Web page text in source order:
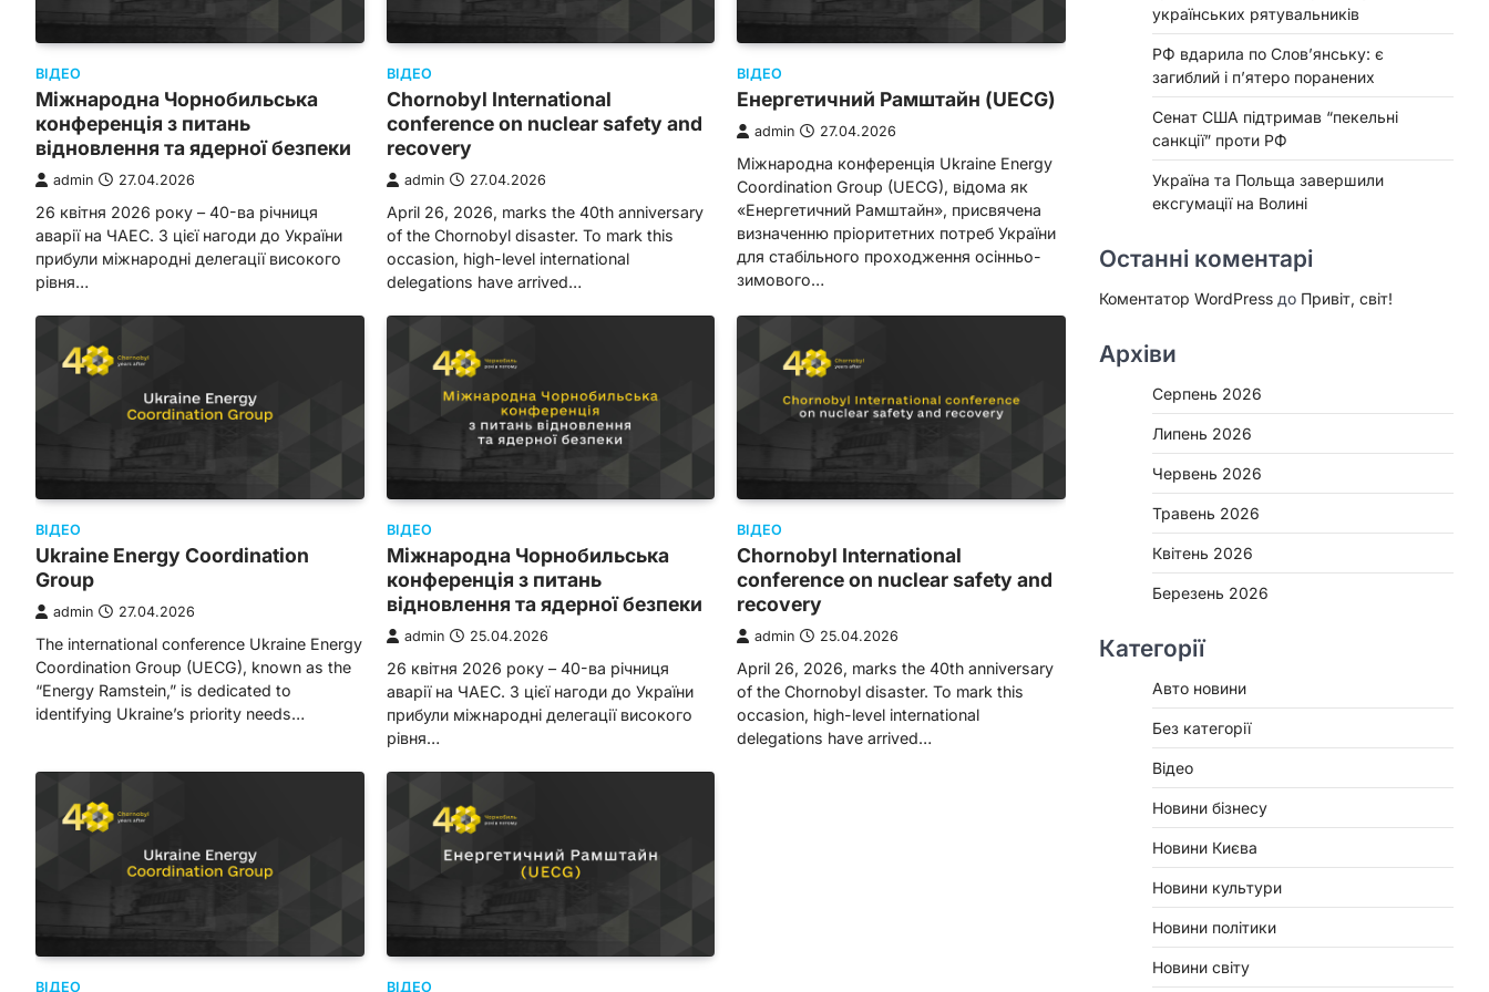
ВІДЕО
Міжнародна Чорнобильська
конференція з питань
відновлення та ядерної безпеки
admin 27.04.2026
26 квітня 2026 року – 40-ва річниця
аварії на ЧАЕС. З цієї нагоди до України
прибули міжнародні делегації високого
рівня…
ВІДЕО
Chornobyl International
conference on nuclear safety and
recovery
admin 27.04.2026
April 26, 2026, marks the 40th anniversary
of the Chornobyl disaster. To mark this
occasion, high-level international
delegations have arrived…
ВІДЕО
Енергетичний Рамштайн (UECG)
admin 27.04.2026
Міжнародна конференція Ukraine Energy
Coordination Group (UECG), відома як
«Енергетичний Рамштайн», присвячена
визначенню пріоритетних потреб України
для стабільного проходження осінньо-
зимового…
ВІДЕО
Ukraine Energy Coordination
Group
admin 27.04.2026
The international conference Ukraine Energy
Coordination Group (UECG), known as the
“Energy Ramstein,” is dedicated to
identifying Ukraine’s priority needs…
ВІДЕО
Міжнародна Чорнобильська
конференція з питань
відновлення та ядерної безпеки
admin 25.04.2026
26 квітня 2026 року – 40-ва річниця
аварії на ЧАЕС. З цієї нагоди до України
прибули міжнародні делегації високого
рівня…
ВІДЕО
Chornobyl International
conference on nuclear safety and
recovery
admin 25.04.2026
April 26, 2026, marks the 40th anniversary
of the Chornobyl disaster. To mark this
occasion, high-level international
delegations have arrived…
ВІДЕО ВІДЕО
українських рятувальників
РФ вдарила по Слов’янську: є
загиблий і п’ятеро поранених
Сенат США підтримав “пекельні
санкції” проти РФ
Україна та Польща завершили
ексгумації на Волині
Останні коментарі
Коментатор WordPress до Привіт, світ!
Архіви
Серпень 2026
Липень 2026
Червень 2026
Травень 2026
Квітень 2026
Березень 2026
Категорії
Авто новини
Без категорії
Відео
Новини бізнесу
Новини Києва
Новини культури
Новини політики
Новини світу